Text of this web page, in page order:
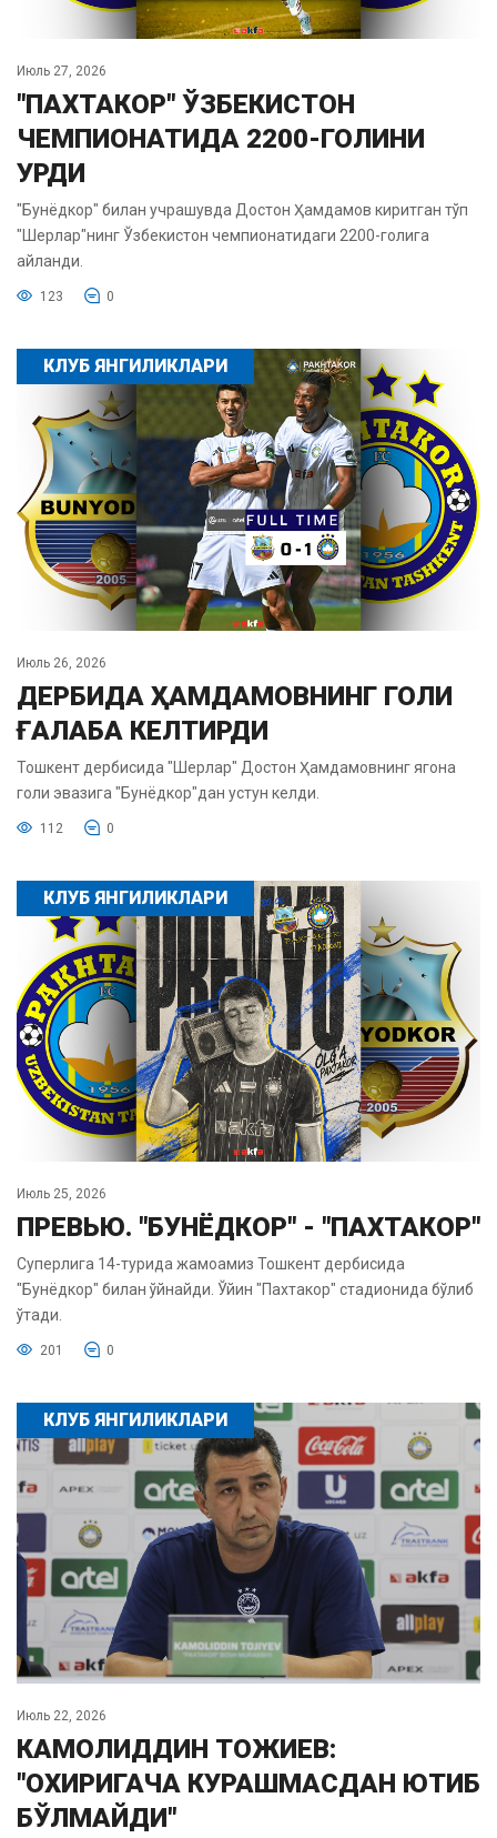
Июль 27, 2026
"ПАХТАКОР" ЎЗБЕКИСТОН
ЧЕМПИОНАТИДА 2200-ГОЛИНИ
УРДИ
"Бунёдкор" билан учрашувда Достон Ҳамдамов киритган тўп
"Шерлар"нинг Ўзбекистон чемпионатидаги 2200-голига
айланди.
123 0
КЛУБ ЯНГИЛИКЛАРИ
Июль 26, 2026
ДЕРБИДА ҲАМДАМОВНИНГ ГОЛИ
ҒАЛАБА КЕЛТИРДИ
Тошкент дербисида "Шерлар" Достон Ҳамдамовнинг ягона
голи эвазига "Бунёдкор"дан устун келди.
112 0
КЛУБ ЯНГИЛИКЛАРИ
Июль 25, 2026
ПРЕВЬЮ. "БУНЁДКОР" - "ПАХТАКОР"
Суперлига 14-турида жамоамиз Тошкент дербисида
"Бунёдкор" билан ўйнайди. Ўйин "Пахтакор" стадионида бўлиб
ўтади.
201 0
КЛУБ ЯНГИЛИКЛАРИ
Июль 22, 2026
КАМОЛИДДИН ТОЖИЕВ:
"ОХИРИГАЧА КУРАШМАСДАН ЮТИБ
БЎЛМАЙДИ"